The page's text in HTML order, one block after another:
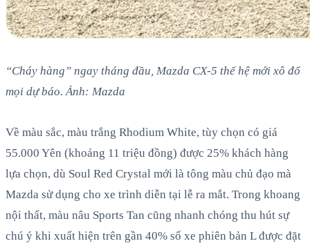
“Cháy hàng” ngay tháng đầu, Mazda CX-5 thế hệ mới xô đổ
mọi dự báo. Ảnh: Mazda
Về màu sắc, màu trắng Rhodium White, tùy chọn có giá
55.000 Yên (khoảng 11 triệu đồng) được 25% khách hàng
lựa chọn, dù Soul Red Crystal mới là tông màu chủ đạo mà
Mazda sử dụng cho xe trình diễn tại lễ ra mắt. Trong khoang
nội thất, màu nâu Sports Tan cũng nhanh chóng thu hút sự
chú ý khi xuất hiện trên gần 40% số xe phiên bản L được đặt